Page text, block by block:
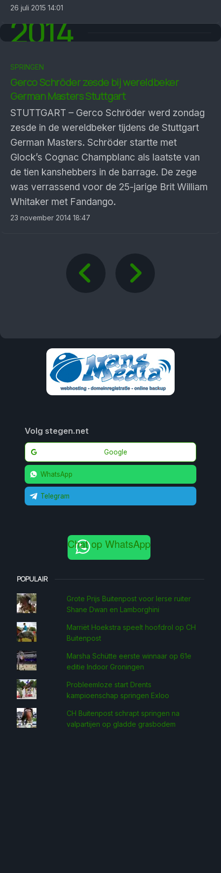
26 juli 2015 14:01
2014
SPRINGEN
Gerco Schröder zesde bij wereldbeker
German Masters Stuttgart
STUTTGART – Gerco Schröder werd zondag
zesde in de wereldbeker tijdens de Stuttgart
German Masters. Schröder startte met
Glock’s Cognac Champblanc als laatste van
de tien kanshebbers in de barrage. De zege
was verrassend voor de 25-jarige Brit William
Whitaker met Fandango.
23 november 2014 18:47
Volg stegen.net
Google
WhatsApp
Telegram
Chat op WhatsApp
POPULAIR
Grote Prijs Buitenpost voor Ierse ruiter
Shane Dwan en Lamborghini
Marriët Hoekstra speelt hoofdrol op CH
Buitenpost
Marsha Schütte eerste win­naar op 61e
editie Indoor Groningen
Probleemloze start Drents
kampioenschap springen Exloo
CH Buitenpost schrapt springen na
valpartijen op gladde grasbodem